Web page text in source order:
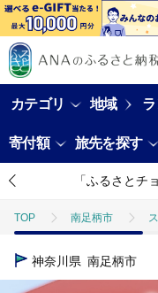
カテゴリ 地域
寄付額 旅先を探す
「ふるさとチ
TOP 南足柄市
TOP
TOP
神奈川県 南足柄市